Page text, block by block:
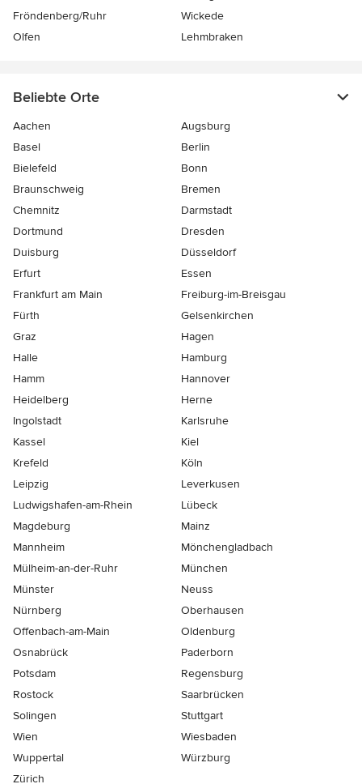
Fröndenberg/Ruhr
Wickede
Olfen
Lehmbraken
Beliebte Orte
Aachen
Augsburg
Basel
Berlin
Bielefeld
Bonn
Braunschweig
Bremen
Chemnitz
Darmstadt
Dortmund
Dresden
Duisburg
Düsseldorf
Erfurt
Essen
Frankfurt am Main
Freiburg-im-Breisgau
Fürth
Gelsenkirchen
Graz
Hagen
Halle
Hamburg
Hamm
Hannover
Heidelberg
Herne
Ingolstadt
Karlsruhe
Kassel
Kiel
Krefeld
Köln
Leipzig
Leverkusen
Ludwigshafen-am-Rhein
Lübeck
Magdeburg
Mainz
Mannheim
Mönchen­gladbach
Mülheim-an-der-Ruhr
München
Münster
Neuss
Nürnberg
Oberhausen
Offenbach-am-Main
Oldenburg
Osnabrück
Paderborn
Potsdam
Regensburg
Rostock
Saarbrücken
Solingen
Stuttgart
Wien
Wiesbaden
Wuppertal
Würzburg
Zürich